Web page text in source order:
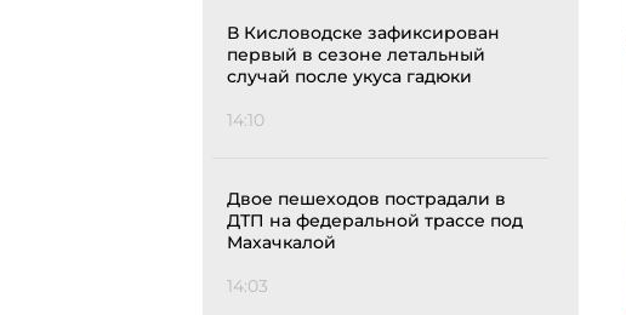
В Кисловодске зафиксирован
первый в сезоне летальный
случай после укуса гадюки
14:10
Двое пешеходов пострадали в
ДТП на федеральной трассе под
Махачкалой
14:03